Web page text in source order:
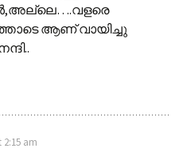
ആണ് വായിച്ചു
2:15 am